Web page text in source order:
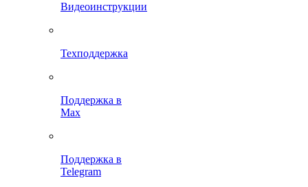
Видеоинструкции
Техподдержка
Поддержка в
Max
Поддержка в
Telegram